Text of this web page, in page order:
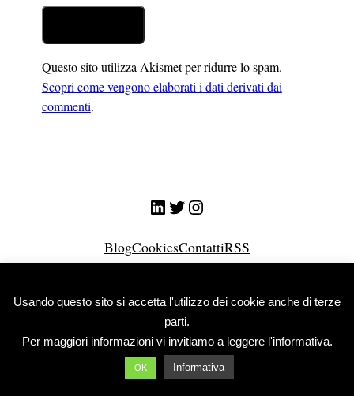
Questo sito utilizza Akismet per ridurre lo spam.
Scopri come vengono elaborati i dati derivati dai
commenti.
LinkedIn
TwitterInstagram
BlogCookiesContattiRSS
Usando questo sito si accetta l'utilizzo dei cookie anche di terze
parti.
Per maggiori informazioni vi invitiamo a leggere l'informativa.
OK Informativa